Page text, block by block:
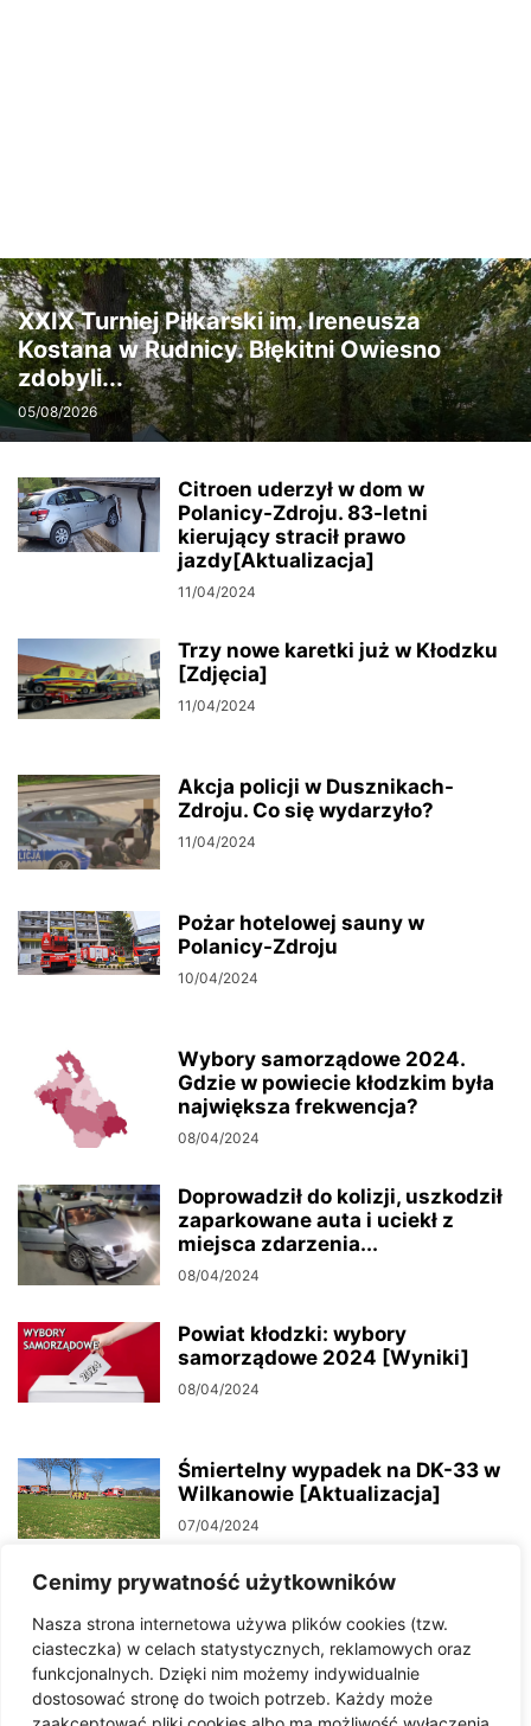
Cenimy prywatność użytkowników
Nasza strona internetowa używa plików cookies (tzw.
ciasteczka) w celach statystycznych, reklamowych oraz
funkcjonalnych. Dzięki nim możemy indywidualnie
dostosować stronę do twoich potrzeb. Każdy może
XXIX Turniej Piłkarski im. Ireneusza
Kostana w Rudnicy. Błękitni Owiesno
zdobyli...
05/08/2026
Citroen uderzył w dom w
Polanicy-Zdroju. 83-letni
kierujący stracił prawo
jazdy[Aktualizacja]
11/04/2024
Trzy nowe karetki już w Kłodzku
[Zdjęcia]
11/04/2024
Akcja policji w Dusznikach-
Zdroju. Co się wydarzyło?
11/04/2024
Pożar hotelowej sauny w
Polanicy-Zdroju
10/04/2024
Wybory samorządowe 2024.
Gdzie w powiecie kłodzkim była
największa frekwencja?
08/04/2024
Doprowadził do kolizji, uszkodził
zaparkowane auta i uciekł z
miejsca zdarzenia...
08/04/2024
Powiat kłodzki: wybory
samorządowe 2024 [Wyniki]
08/04/2024
Śmiertelny wypadek na DK-33 w
Wilkanowie [Aktualizacja]
07/04/2024
Chocieszowie
07/04/2024